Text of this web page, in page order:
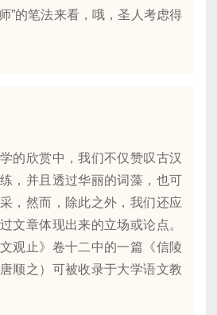
”的笔法来看，哦，圣人考虑得
欣赏中，我们不仅赞叹古汉
，并且透过华丽的词藻，也可
，然而，除此之外，我们还应
文章体现出来的立场或论点。
观止》卷十二中的一篇《信陵
顺之）可被收录于大学语文教